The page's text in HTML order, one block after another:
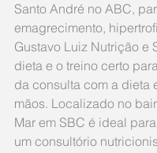
Santo André no ABC,
emagrecimento,
Gustavo Luiz Nutrição e
dieta e o treino certo
da consulta com a dieta
mãos. Localizado no
Mar em SBC é ideal
um consultório